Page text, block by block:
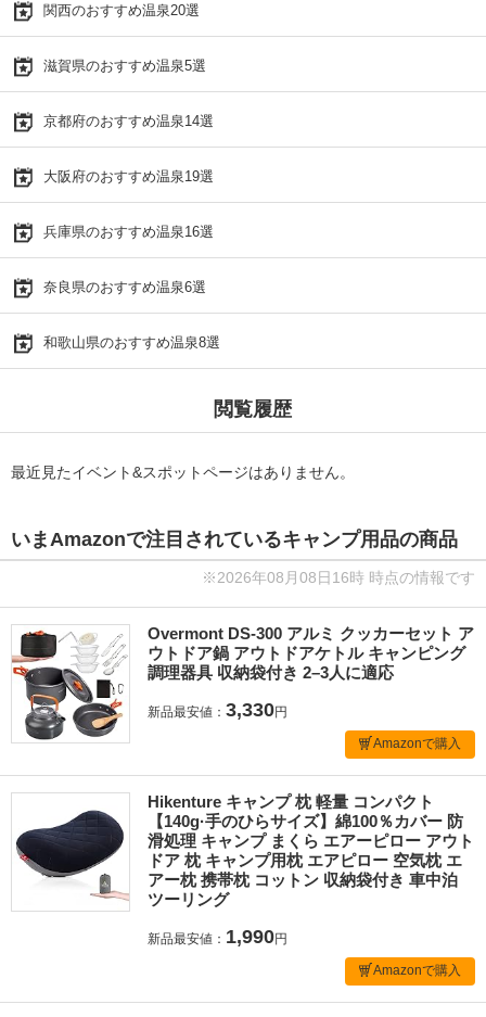
関西のおすすめ温泉20選
滋賀県のおすすめ温泉5選
京都府のおすすめ温泉14選
大阪府のおすすめ温泉19選
兵庫県のおすすめ温泉16選
奈良県のおすすめ温泉6選
和歌山県のおすすめ温泉8選
閲覧履歴
最近見たイベント&スポットページはありません。
いまAmazonで注目されているキャンプ用品の商品
※2026年08月08日16時 時点の情報です
Overmont DS-300 アルミ クッカーセット ア
ウトドア鍋 アウトドアケトル キャンピング
調理器具 収納袋付き 2–3人に適応
新品最安値： 3,330円
Amazonで購入
Hikenture キャンプ 枕 軽量 コンパクト
【140g·手のひらサイズ】綿100％カバー 防
滑処理 キャンプ まくら エアーピロー アウト
ドア 枕 キャンプ用枕 エアピロー 空気枕 エ
アー枕 携帯枕 コットン 収納袋付き 車中泊
ツーリング
新品最安値： 1,990円
Amazonで購入